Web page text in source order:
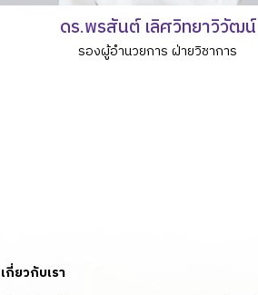
ดร.พรสันต์ เลิศวิทยาวิวัฒน์
รองผู้อำนวยการ ฝ่ายวิชาการ
เกี่ยวกับเรา